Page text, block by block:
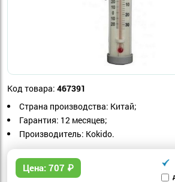
Код товара: 467391
Страна производства: Китай;
Гарантия: 12 месяцев;
Производитель: Kokido.
Цена: 707 ₽